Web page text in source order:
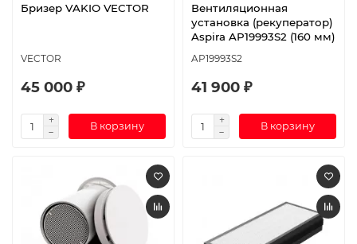
Бризер VAKIO VECTOR
VECTOR
45 000 ₽
В корзину
Вентиляционная
установка (рекуператор)
Aspira AP19993S2 (160 мм)
AP19993S2
41 900 ₽
В корзину